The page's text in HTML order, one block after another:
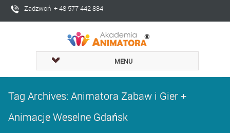
Zadzwoń + 48 577 442 884
MENU
Tag Archives: Animatora Zabaw i Gier +
Animacje Weselne Gdańsk